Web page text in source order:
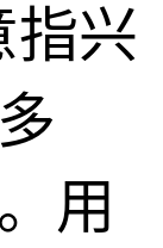
指兴
用